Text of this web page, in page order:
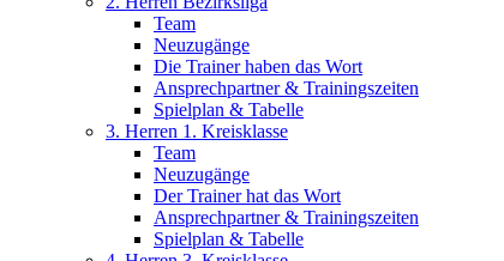
Team
Neuzugänge
Die Trainer haben das Wort
Ansprechpartner & Trainingszeiten
Spielplan & Tabelle
3. Herren 1. Kreisklasse
Team
Neuzugänge
Der Trainer hat das Wort
Ansprechpartner & Trainingszeiten
Spielplan & Tabelle